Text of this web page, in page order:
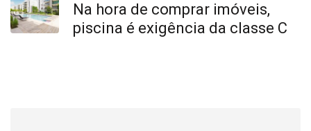
Na hora de comprar imóveis,
piscina é exigência da classe C